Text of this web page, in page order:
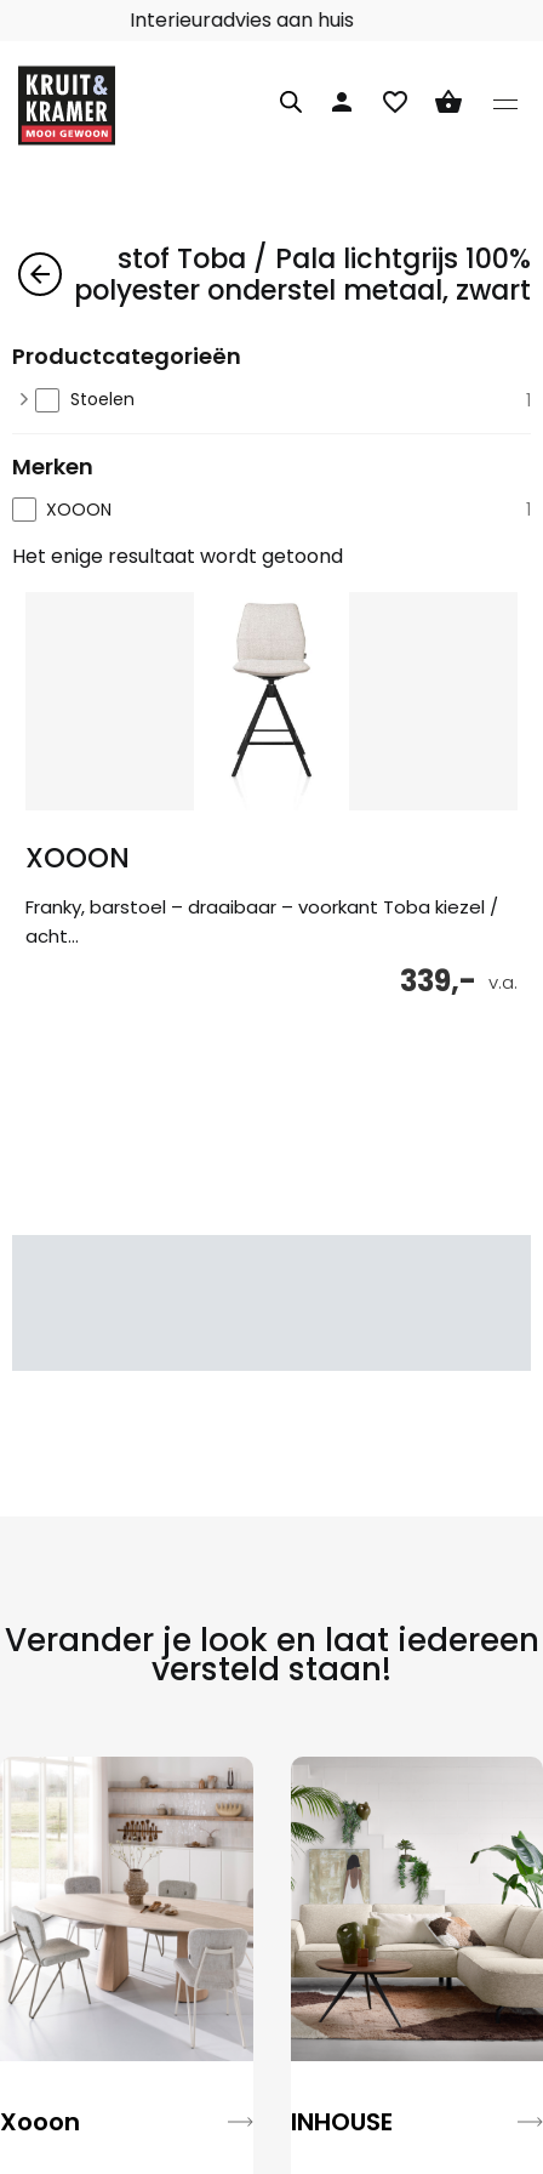
Interieuradvies aan huis
person favorite_border shopping_basket
arrow_back
stof Toba / Pala lichtgrijs 100%
polyester onderstel metaal, zwart
Productcategorieën
Stoelen 1
Merken
XOOON 1
Het enige resultaat wordt getoond
XOOON
Franky, barstoel – draaibaar – voorkant Toba kiezel /
acht...
v.a.
339,-
Verander je look en laat iedereen
versteld staan!
Xooon INHOUSE